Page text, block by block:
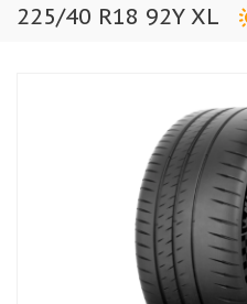
225/40 R18 92Y XL